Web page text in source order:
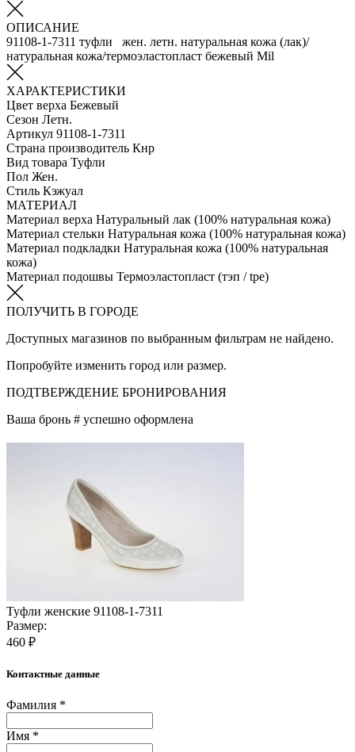
ОПИСАНИЕ
91108-1-7311 туфли жен. летн. натуральная кожа (лак)/
натуральная кожа/термоэластопласт бежевый Mil
ХАРАКТЕРИСТИКИ
Цвет верха Бежевый
Сезон Летн.
Артикул 91108-1-7311
Страна производитель Кнр
Вид товара Туфли
Пол Жен.
Стиль Кэжуал
МАТЕРИАЛ
Материал верха Натуральный лак (100% натуральная кожа)
Материал стельки Натуральная кожа (100% натуральная кожа)
Материал подкладки Натуральная кожа (100% натуральная
кожа)
Материал подошвы Термоэластопласт (тэп / tpe)
ПОЛУЧИТЬ В ГОРОДЕ
Доступных магазинов по выбранным фильтрам не найдено.
Попробуйте изменить город или размер.
ПОДТВЕРЖДЕНИЕ БРОНИРОВАНИЯ
Ваша бронь # успешно оформлена
Туфли женские 91108-1-7311
Размер:
460 ₽
Контактные данные
Фамилия *
Имя *